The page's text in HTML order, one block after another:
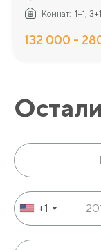
Комнат: 1+1, 3+1
132 000 -
+1